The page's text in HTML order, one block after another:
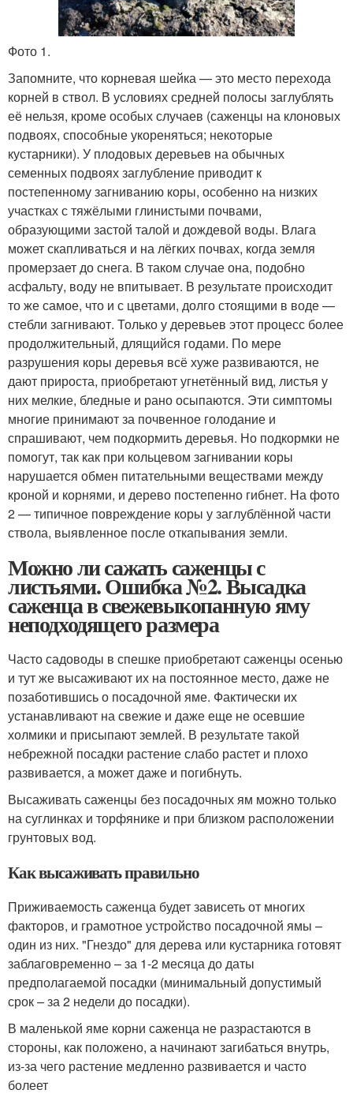
Фото 1.
Запомните, что корневая шейка — это место перехода
корней в ствол. В условиях средней полосы заглублять
её нельзя, кроме особых случаев (саженцы на клоновых
подвоях, способные укореняться; некоторые
кустарники). У плодовых деревьев на обычных
семенных подвоях заглубление приводит к
постепенному загниванию коры, особенно на низких
участках с тяжёлыми глинистыми почвами,
образующими застой талой и дождевой воды. Влага
может скапливаться и на лёгких почвах, когда земля
промерзает до снега. В таком случае она, подобно
асфальту, воду не впитывает. В результате происходит
то же самое, что и с цветами, долго стоящими в воде —
стебли загнивают. Только у деревьев этот процесс более
продолжительный, длящийся годами. По мере
разрушения коры деревья всё хуже развиваются, не
дают прироста, приобретают угнетённый вид, листья у
них мелкие, бледные и рано осыпаются. Эти симптомы
многие принимают за почвенное голодание и
спрашивают, чем подкормить деревья. Но подкормки не
помогут, так как при кольцевом загнивании коры
нарушается обмен питательными веществами между
кроной и корнями, и дерево постепенно гибнет. На фото
2 — типичное повреждение коры у заглублённой части
ствола, выявленное после откапывания земли.
Можно ли сажать саженцы с
листьями. Ошибка №2. Высадка
саженца в свежевыкопанную яму
неподходящего размера
Часто садоводы в спешке приобретают саженцы осенью
и тут же высаживают их на постоянное место, даже не
позаботившись о посадочной яме. Фактически их
устанавливают на свежие и даже еще не осевшие
холмики и присыпают землей. В результате такой
небрежной посадки растение слабо растет и плохо
развивается, а может даже и погибнуть.
Высаживать саженцы без посадочных ям можно только
на суглинках и торфянике и при близком расположении
грунтовых вод.
Как высаживать правильно
Приживаемость саженца будет зависеть от многих
факторов, и грамотное устройство посадочной ямы –
один из них. "Гнездо" для дерева или кустарника готовят
заблаговременно – за 1-2 месяца до даты
предполагаемой посадки (минимальный допустимый
срок – за 2 недели до посадки).
В маленькой яме корни саженца не разрастаются в
стороны, как положено, а начинают загибаться внутрь,
из-за чего растение медленно развивается и часто
болеет